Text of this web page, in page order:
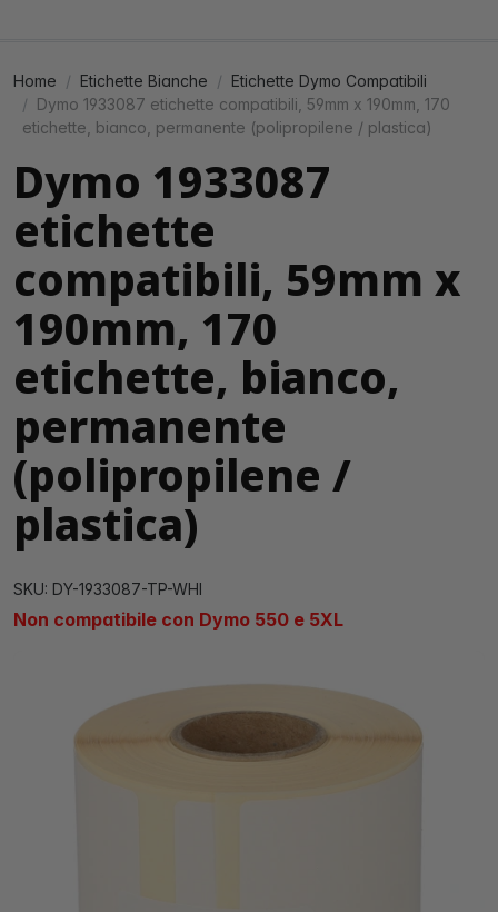
Home Etichette Bianche
Etichette Dymo Compatibili
Dymo 1933087 etichette compatibili, 59mm x 190mm, 170
etichette, bianco, permanente (polipropilene / plastica)
Dymo 1933087
etichette
compatibili, 59mm x
190mm, 170
etichette, bianco,
permanente
(polipropilene /
plastica)
SKU: DY-1933087-TP-WHI
Non compatibile con Dymo 550 e 5XL